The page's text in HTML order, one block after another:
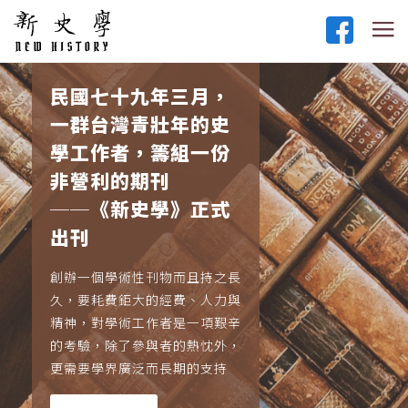
民國七十九年三月，
一群台灣青壯年的史
學工作者，籌組一份
非營利的期刊
──《新史學》正式
出刊
創辦一個學術性刊物而且持之長
久，要耗費鉅大的經費、人力與
精神，對學術工作者是一項艱辛
的考驗，除了參與者的熱忱外，
更需要學界廣泛而長期的支持